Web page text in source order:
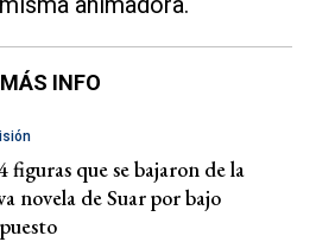
MÁS INFO
figuras que se bajaron de la
novela de Suar por bajo